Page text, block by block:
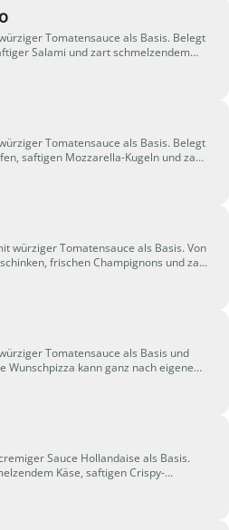
Tomatensauce als Basis. Belegt
Salami und zart schmelzendem
im Geschmack.
Tomatensauce als Basis. Belegt
saftigen Mozzarella-Kugeln und zart
sorgt für einen besonders
Geschmack.
würziger Tomatensauce als Basis. Von
frischen Champignons und zart
mit Tomatensauce und Käse
besonders saftig und aromatisch
Tomatensauce als Basis und
Wunschpizza kann ganz nach eigenem
– stelle dir deine Lieblingspizza
Sauce Hollandaise als Basis.
Käse, saftigen Crispy-
Frische rote Zwiebeln sorgen
weitere Schicht Sauce Hollandaise